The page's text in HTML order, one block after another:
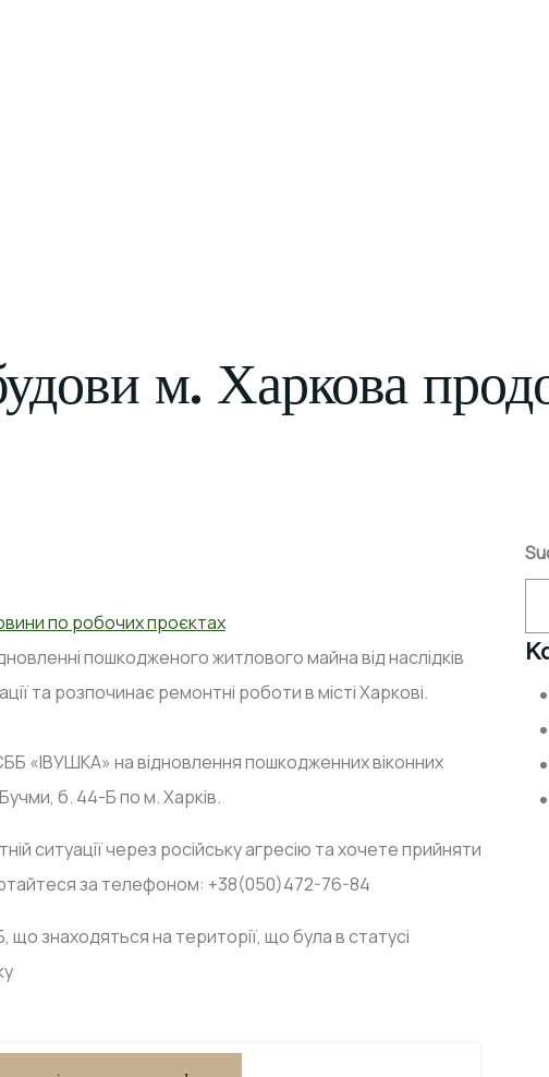
м. Харкова
по робочих проєктах
пошкодженого житлового майна від наслідків
та розпочинає ремонтні роботи в місті Харкові.
«ІВУШКА» на відновлення пошкодженних віконних
б. 44-Б по м. Харків.
ситуації через російську агресію та хочете прийняти
за телефоном: +38(050)472-76-84
знаходяться на території, що була в статусі